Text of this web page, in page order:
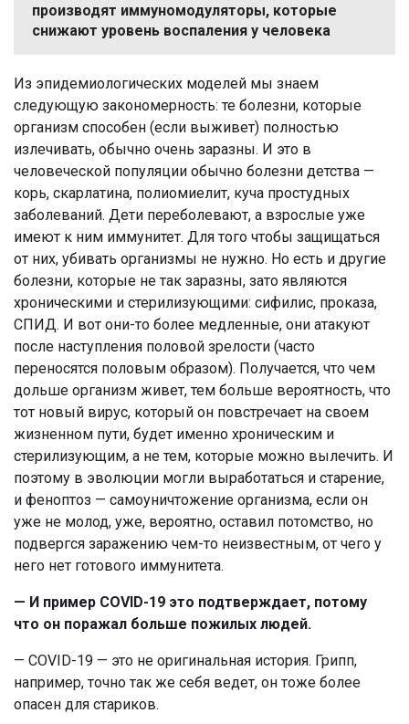
производят иммуномодуляторы, которые
снижают уровень воспаления у человека
Из эпидемиологических моделей мы знаем
следующую закономерность: те болезни, которые
организм способен (если выживет) полностью
излечивать, обычно очень заразны. И это в
человеческой популяции обычно болезни детства —
корь, скарлатина, полиомиелит, куча простудных
заболеваний. Дети переболевают, а взрослые уже
имеют к ним иммунитет. Для того чтобы защищаться
от них, убивать организмы не нужно. Но есть и другие
болезни, которые не так заразны, зато являются
хроническими и стерилизующими: сифилис, проказа,
СПИД. И вот они-то более медленные, они атакуют
после наступления половой зрелости (часто
переносятся половым образом). Получается, что чем
дольше организм живет, тем больше вероятность, что
тот новый вирус, который он повстречает на своем
жизненном пути, будет именно хроническим и
стерилизующим, а не тем, которые можно вылечить. И
поэтому в эволюции могли выработаться и старение,
и феноптоз — самоуничтожение организма, если он
уже не молод, уже, вероятно, оставил потомство, но
подвергся заражению чем-то неизвестным, от чего у
него нет готового иммунитета.
— И пример COVID-19 это подтверждает, потому
что он поражал больше пожилых людей.
— COVID-19 — это не оригинальная история. Грипп,
например, точно так же себя ведет, он тоже более
опасен для стариков.